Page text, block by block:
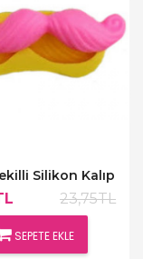
Silikon Kalıp
23,75TL
SEPETE EKLE